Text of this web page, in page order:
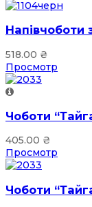
Напівчоботи
518.00 ₴
Просмотр
Чоботи
405.00 ₴
Просмотр
Чоботи